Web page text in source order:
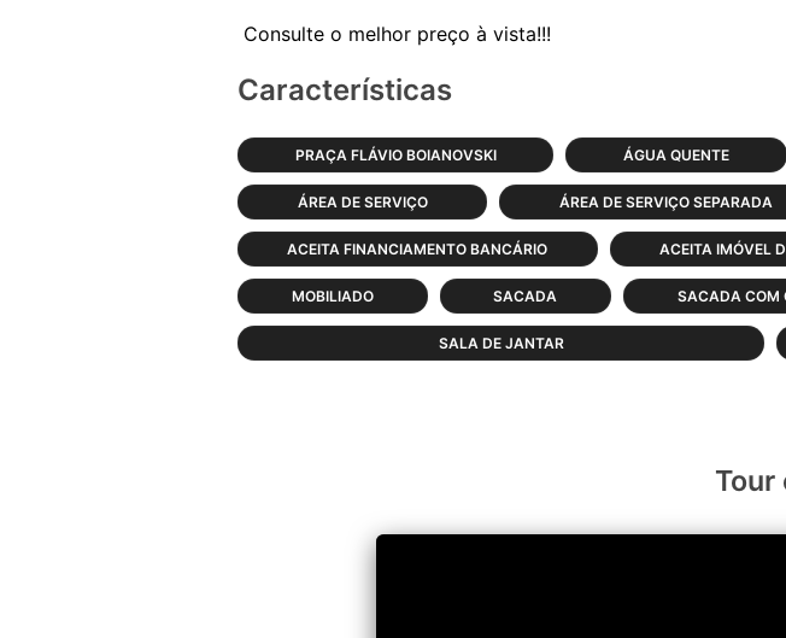
Características
PRAÇA FLÁVIO BOIANOVSKI ÁGUA QUENTE
ÁREA DE SERVIÇO ÁREA DE SERVIÇO SEPARADA
ACEITA FINANCIAMENTO BANCÁRIO ACEITA IMÓVEL
MOBILIADO SACADA SACADA COM
SALA DE JANTAR
Tour